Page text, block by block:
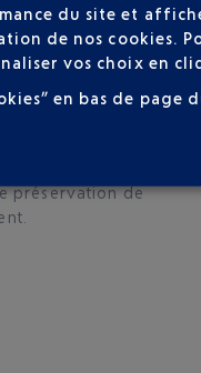
26
EN 2025
record, le Groupe a
à concilier ses
performance
de l’attractivité du
préservation de
du site et
de nos cookies.
vos choix en
en bas de page